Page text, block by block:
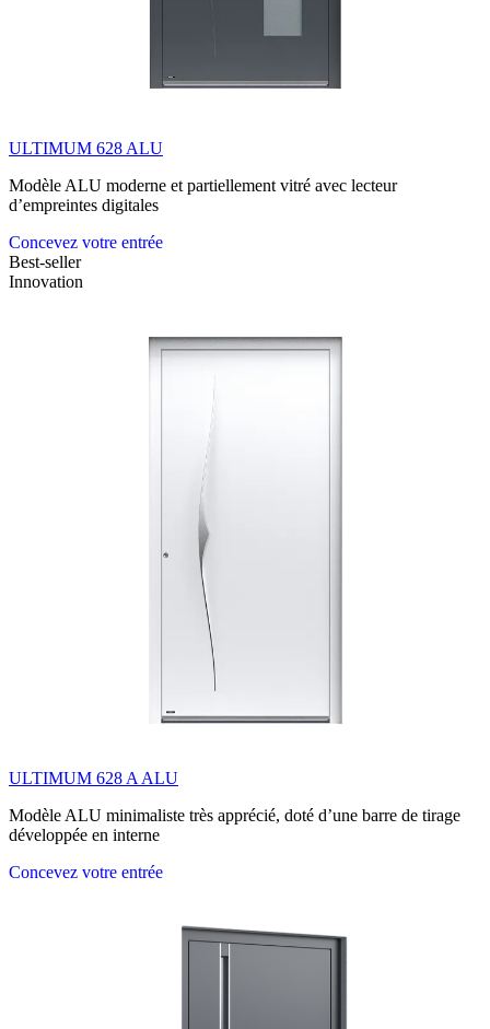
ULTIMUM 628 ALU
Modèle ALU moderne et partiellement vitré avec lecteur
d’empreintes digitales
Concevez votre entrée
Best-seller
Innovation
ULTIMUM 628 A ALU
Modèle ALU minimaliste très apprécié, doté d’une barre de tirage
développée en interne
Concevez votre entrée